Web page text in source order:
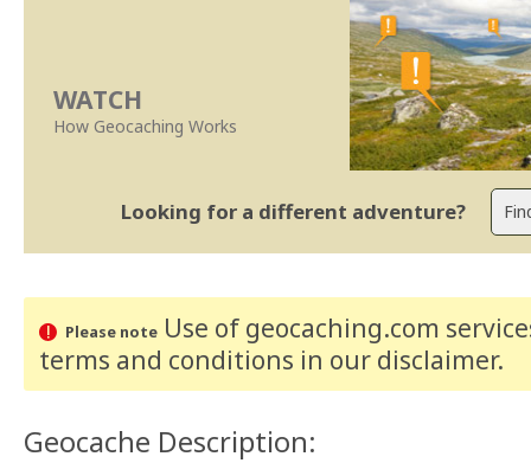
WATCH
How Geocaching Works
Looking for a different adventure?
Please noteUse of geocaching.com
terms and conditions in our disclaimer.
Geocache Description: